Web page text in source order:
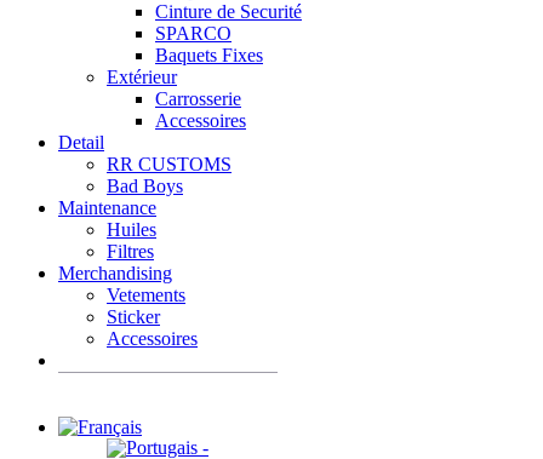
Cinture de Securité
SPARCO
Baquets Fixes
Extérieur
Carrosserie
Accessoires
Detail
RR CUSTOMS
Bad Boys
Maintenance
Huiles
Filtres
Merchandising
Vetements
Sticker
Accessoires